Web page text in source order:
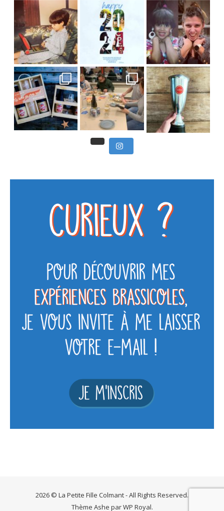
Et tou
] Ce week-end marque
Nous avons clôturé le modu
] Pendant
2026 © La Petite Fille Colmant - All Rights Reserved.
Thème Ashe parWP Royal.